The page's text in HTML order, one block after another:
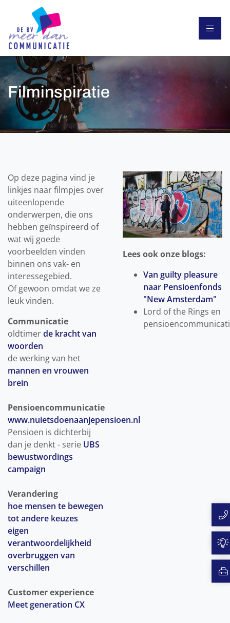
Filminspiratie
Op deze pagina vind je
linkjes naar filmpjes over
uiteenlopende
onderwerpen, die ons
hebben geïnspireerd of
wat wij goede
voorbeelden vinden
binnen ons vak- en
interessegebied.
Of gewoon omdat we ze
leuk vinden.
Communicatie
oldtimerde kracht van
woorden
de werking van het
mannen en vrouwen
brein
Pensioencommunicatie
www.nuietsdoenaanjepensioen.nl
Pensioen is dichterbij
dan je denkt - serie UBS
bewustwordings
campaign
Verandering
hoe mensen te bewegen
tot andere keuzes
eigen
verantwoordelijkheid
overbruggen van
verschillen
Customer experience
Meet generation CX
Lees ook onze blogs:
Van guilty pleasure
naar Pensioenfonds
"New Amsterdam"
Lord of the Rings en